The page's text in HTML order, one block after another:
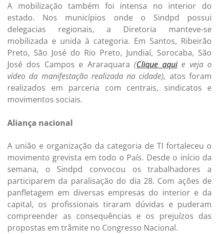
A mobilização também foi intensa no interior do
estado. Nos municípios onde o Sindpd possui
delegacias regionais, a Diretoria manteve-se
mobilizada e unida à categoria. Em Santos, Ribeirão
Preto, São José do Rio Preto, Jundiaí, Sorocaba, São
José dos Campos e Araraquara(Clique aquie vejao
vídeo da manifestação realizada na cidade), atos foram
realizados em parceria com centrais, sindicatos e
movimentos sociais.
Aliança nacional
A união e organização da categoria de TI fortaleceu o
movimento grevista em todo o País. Desde o início da
semana, o Sindpd convocou os trabalhadores a
participarem da paralisação do dia 28. Com ações de
panfletagem em diversas empresas do interior e da
capital, os profissionais tiraram dúvidas e puderam
compreender as consequências e os prejuízos das
propostas em trâmite no Congresso Nacional.